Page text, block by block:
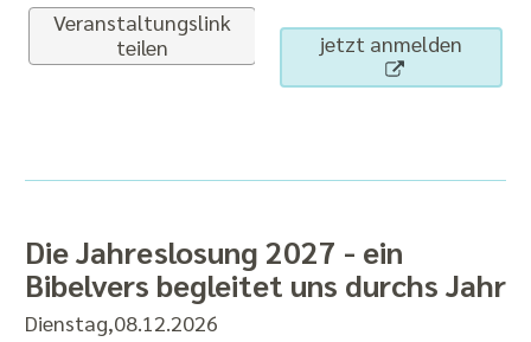
Veranstaltungslink
teilen
jetzt anmelden
Die Jahreslosung 2027 - ein
Bibelvers begleitet uns durchs Jahr
Dienstag,08.12.2026